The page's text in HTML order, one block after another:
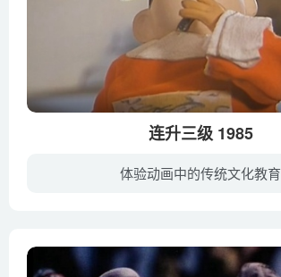
连升三级 1985
体验动画中的传统文化教育